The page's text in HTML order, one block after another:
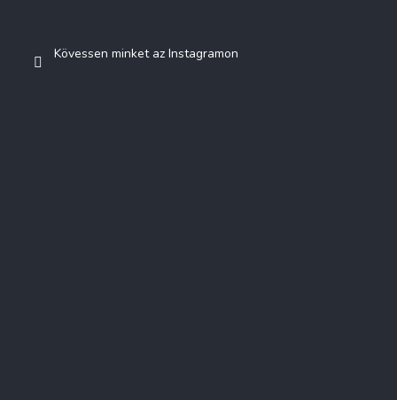
Kövessen minket az Instagramon